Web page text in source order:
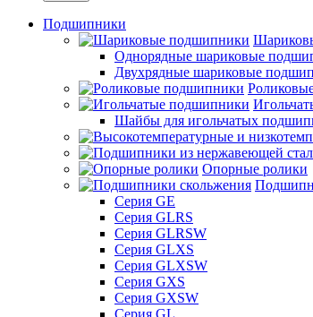
Подшипники
Однорядные шариковые
Двухрядные шариковые
Шайбы для игольчатых
Опорные ролики
Серия GE
Серия GLRS
Серия GLRSW
Серия GLXS
Серия GLXSW
Серия GXS
Серия GXSW
Серия GL